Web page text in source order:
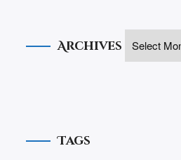
Archives
Tags